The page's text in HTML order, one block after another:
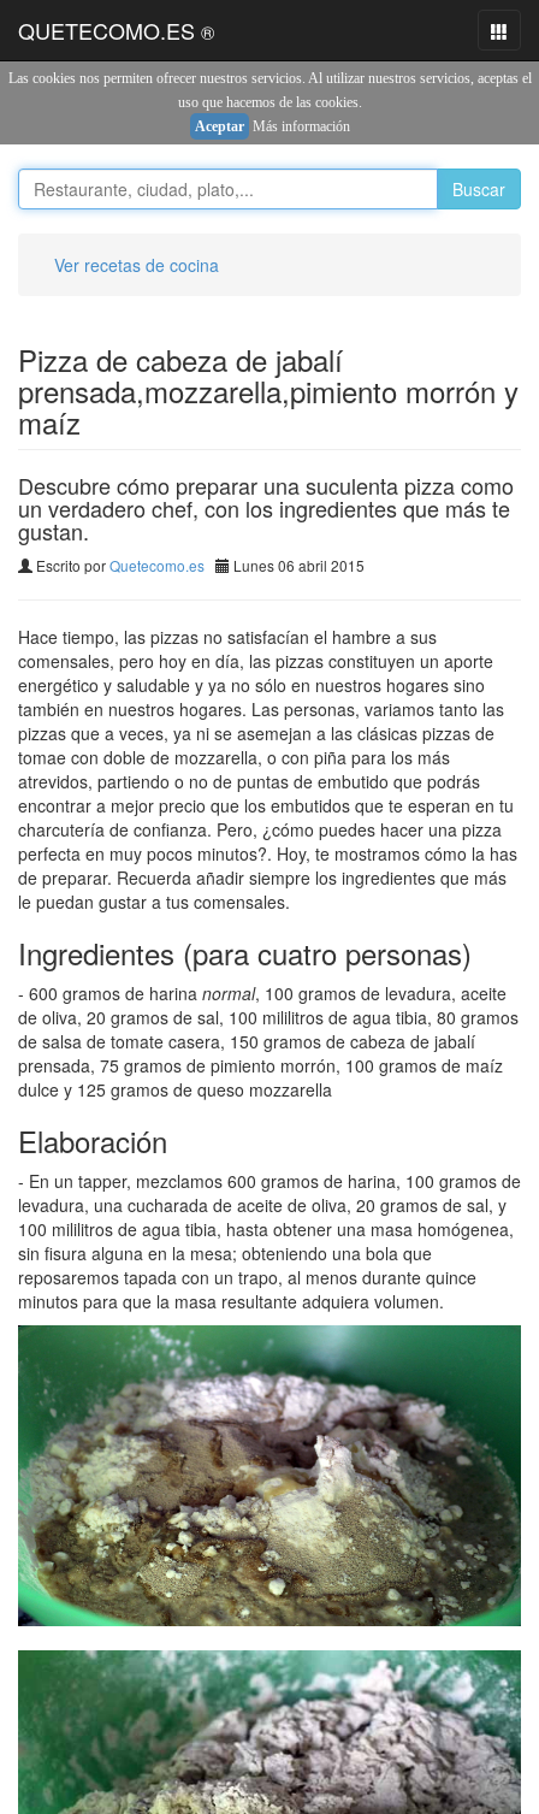
Las cookies nos permiten ofrecer nuestros servicios. Al utilizar nuestros servicios, aceptas el
uso que hacemos de las cookies.
Aceptar Más información
QUETECOMO.ES ®
Buscar
Ver recetas de cocina
Pizza de cabeza de jabalí
prensada,mozzarella,pimiento morrón y
maíz
Descubre cómo preparar una suculenta pizza como
un verdadero chef, con los ingredientes que más te
gustan.
Escrito porQuetecomo.es Lunes 06 abril 2015
Hace tiempo, las pizzas no satisfacían el hambre a sus
comensales, pero hoy en día, las pizzas constituyen un aporte
energético y saludable y ya no sólo en nuestros hogares sino
también en nuestros hogares. Las personas, variamos tanto las
pizzas que a veces, ya ni se asemejan a las clásicas pizzas de
tomae con doble de mozzarella, o con piña para los más
atrevidos, partiendo o no de puntas de embutido que podrás
encontrar a mejor precio que los embutidos que te esperan en tu
charcutería de confianza. Pero, ¿cómo puedes hacer una pizza
perfecta en muy pocos minutos?. Hoy, te mostramos cómo la has
de preparar. Recuerda añadir siempre los ingredientes que más
le puedan gustar a tus comensales.
Ingredientes (para cuatro personas)
- 600 gramos de harina normal, 100 gramos de levadura, aceite
de oliva, 20 gramos de sal, 100 mililitros de agua tibia, 80 gramos
de salsa de tomate casera, 150 gramos de cabeza de jabalí
prensada, 75 gramos de pimiento morrón, 100 gramos de maíz
dulce y 125 gramos de queso mozzarella
Elaboración
- En un tapper, mezclamos 600 gramos de harina, 100 gramos de
levadura, una cucharada de aceite de oliva, 20 gramos de sal, y
100 mililitros de agua tibia, hasta obtener una masa homógenea,
sin fisura alguna en la mesa; obteniendo una bola que
reposaremos tapada con un trapo, al menos durante quince
minutos para que la masa resultante adquiera volumen.